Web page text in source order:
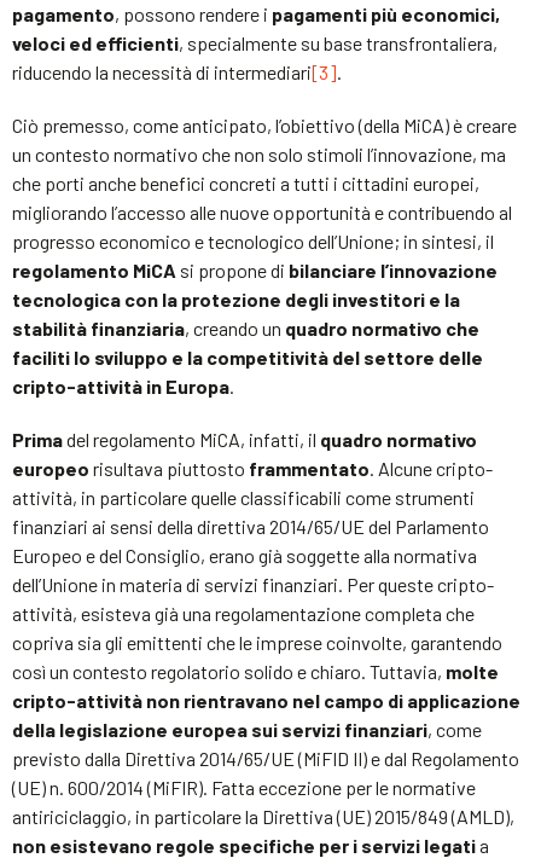
pagamento, possono rendere i pagamenti più economici,
veloci ed efficienti, specialmente su base transfrontaliera,
riducendo la necessità di intermediari[3].
Ciò premesso, come anticipato, l’obiettivo (della MiCA) è creare
un contesto normativo che non solo stimoli l’innovazione, ma
che porti anche benefici concreti a tutti i cittadini europei,
migliorando l’accesso alle nuove opportunità e contribuendo al
progresso economico e tecnologico dell’Unione; in sintesi, il
regolamento MiCA si propone di bilanciare l’innovazione
tecnologica con la protezione degli investitori e la
stabilità finanziaria, creando un quadro normativo che
faciliti lo sviluppo e la competitività del settore delle
cripto-attività in Europa.
Primadel regolamento MiCA, infatti, il quadro normativo
europeo risultava piuttosto frammentato. Alcune cripto-
attività, in particolare quelle classificabili come strumenti
finanziari ai sensi della direttiva 2014/65/UE del Parlamento
Europeo e del Consiglio, erano già soggette alla normativa
dell’Unione in materia di servizi finanziari. Per queste cripto-
attività, esisteva già una regolamentazione completa che
copriva sia gli emittenti che le imprese coinvolte, garantendo
così un contesto regolatorio solido e chiaro. Tuttavia, molte
cripto-attività non rientravano nel campo di applicazione
della legislazione europea sui servizi finanziari, come
previsto dalla Direttiva 2014/65/UE (MiFID II) e dal Regolamento
(UE) n. 600/2014 (MiFIR). Fatta eccezione per le normative
antiriciclaggio, in particolare la Direttiva (UE) 2015/849 (AMLD),
non esistevano regole specifiche per i servizi legatia